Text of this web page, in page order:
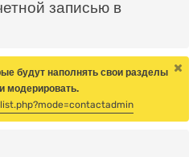
к
записью в
будут наполнять свои разделы
модерировать.